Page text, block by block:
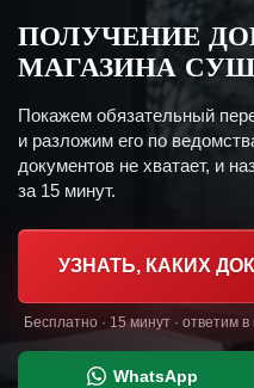
ПОЛУЧЕНИЕ
МАГАЗИНА
Покажем обязательный
и разложим его по
документов не хватает, и
за 15 минут.
УЗНАТЬ, КАКИХ
Бесплатно · 15 минут · ответим
WhatsApp